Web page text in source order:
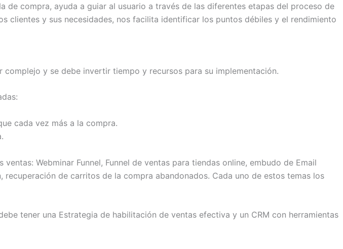
compra, ayuda a guiar al usuario a través de las diferentes etapas del proceso de
clientes y sus necesidades, nos facilita identificar los puntos débiles y el rendimiento
y se debe invertir tiempo y recursos para su implementación.
cada vez más a la compra.
Webminar Funnel, Funnel de ventas para tiendas online, embudo de Email
de carritos de la compra abandonados. Cada uno de estos temas los
tener una Estrategia de habilitación de ventas efectiva y un CRM con herramientas